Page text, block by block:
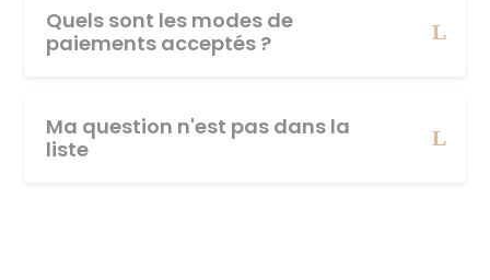
Quels sont les modes de
paiements acceptés ?
Ma question n'est pas dans la
liste